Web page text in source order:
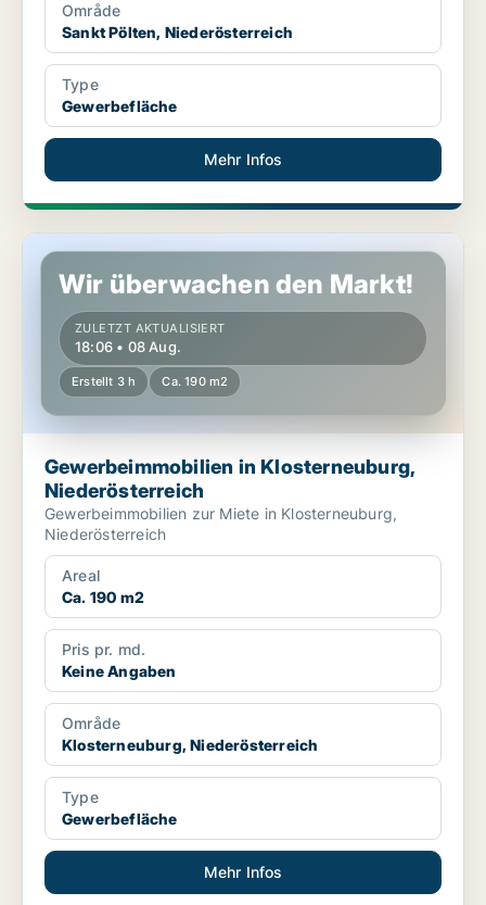
Område
Sankt Pölten, Niederösterreich
Type
Gewerbefläche
Mehr Infos
Gewerbeimmobilien in Klosterneuburg, Niederösterreich
Wir überwachen den Markt!
ZULETZT AKTUALISIERT
18:06 • 08 Aug.
Erstellt 3 h Ca. 190 m2
Gewerbeimmobilien in Klosterneuburg,
Niederösterreich
Gewerbeimmobilien zur Miete in Klosterneuburg,
Niederösterreich
Areal
Ca. 190 m2
Pris pr. md.
Keine Angaben
Område
Klosterneuburg, Niederösterreich
Type
Gewerbefläche
Mehr Infos